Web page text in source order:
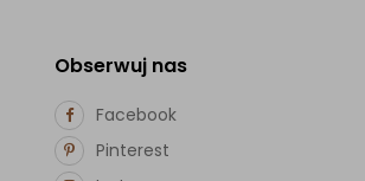
Obserwuj nas
Facebook
Pinterest